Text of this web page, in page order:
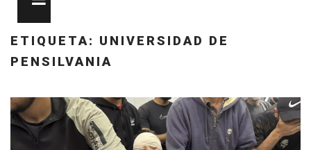
ETIQUETA: UNIVERSIDAD DE
PENSILVANIA